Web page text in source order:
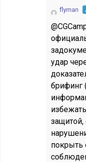
flyman
удар
брифинг
защитой,
покрыть